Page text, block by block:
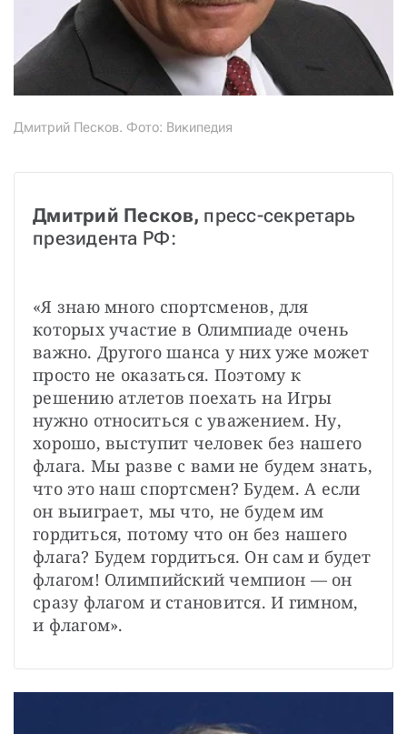
Дмитрий Песков. Фото: Википедия
Дмитрий Песков, пресс-секретарь
президента РФ:
«Я знаю много спортсменов, для
которых участие в Олимпиаде очень
важно. Другого шанса у них уже может
просто не оказаться. Поэтому к
решению атлетов поехать на Игры
нужно относиться с уважением. Ну,
хорошо, выступит человек без нашего
флага. Мы разве с вами не будем знать,
что это наш спортсмен? Будем. А если
он выиграет, мы что, не будем им
гордиться, потому что он без нашего
флага? Будем гордиться. Он сам и будет
флагом! Олимпийский чемпион — он
сразу флагом и становится. И гимном,
и флагом».